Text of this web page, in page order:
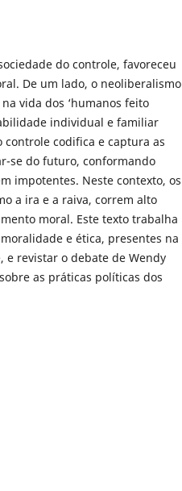
do controle, favoreceu
De um lado, o neoliberalismo
vida dos ‘humanos feito
individual e familiar
controle codifica e captura as
se do futuro, conformando
impotentes. Neste contexto, os
a ira e a raiva, correm alto
moral. Este texto trabalha
e ética, presentes na
e revistar o debate de Wendy
as práticas políticas dos